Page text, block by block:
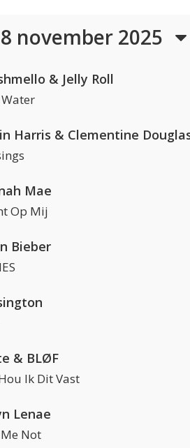
8 november 2025
& Jelly Roll
Harris & Clementine
Mae
Op Mij
Bieber
& BLØF
Ik Dit Vast
Lenae
Not